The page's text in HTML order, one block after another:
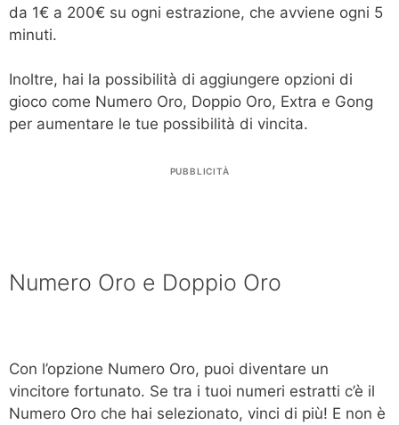
da 1€ a 200€ su ogni estrazione, che avviene ogni 5
minuti.
Inoltre, hai la possibilità di aggiungere opzioni di
gioco come Numero Oro, Doppio Oro, Extra e Gong
per aumentare le tue possibilità di vincita.
PUBBLICITÀ
Numero Oro e Doppio Oro
Con l’opzione Numero Oro, puoi diventare un
vincitore fortunato. Se tra i tuoi numeri estratti c’è il
Numero Oro che hai selezionato, vinci di più! E non è